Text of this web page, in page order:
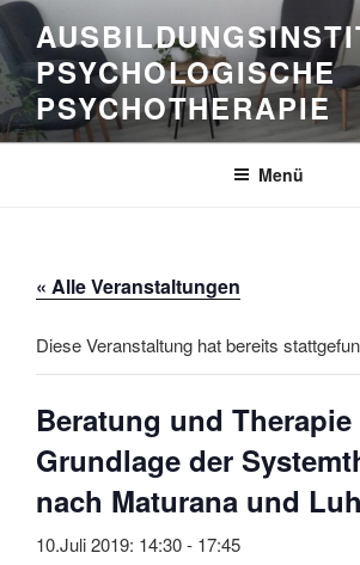
Zum
Inhalt
springenPSYCHOLOGISCHE
PSYCHOTHERAPIE
Menü
« Alle Veranstaltungen
Diese Veranstaltung hat bereits
Beratung und
Grundlage der
nach Maturana und
10.Juli 2019: 14:30- 17:45